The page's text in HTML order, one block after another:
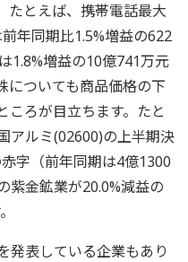
たとえば、携帯電話最大
年同期比1.5%増益の622
1.8%増益の10億741万元
についても商品価格の下
ころが目立ちます。たと
アルミ(02600)の上半期決
字（前年同期は4億1300
紫金鉱業が20.0%減益の
発表している企業もあり